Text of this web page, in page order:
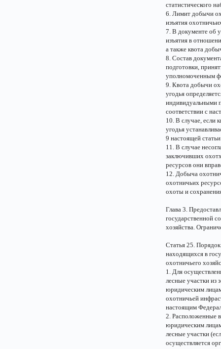
статистического
6. Лимит добычи
изъятия
7. В документе об
изъятия в
а также квота
8. Состав
подготовки,
уполномоченным
9. Квота добычи
угодья
индивидуальными
соответствии с
10. В случае, если
угодья
9 настоящей
11. В случае
заключивших
ресурсов они
12. Добыча
охотничьих
охоты и
Глава 3.
государственной
хозяйства.
Статья 25. Порядок
находящихся в
охотничьего
1. Для
лесные участки из
юридическим
охотничьей
настоящим
2. Расположенные
юридическим
лесные участки
осуществляется